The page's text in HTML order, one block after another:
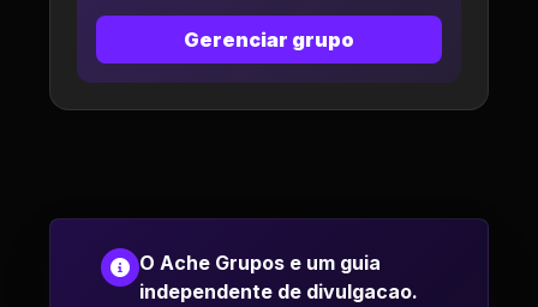
Gerenciar grupo
O Ache Grupos e um guia
independente de divulgacao.